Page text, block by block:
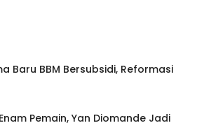
Baru BBM Bersubsidi, Reformasi
Pemain, Yan Diomande Jadi